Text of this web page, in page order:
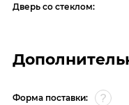
Дверь со стеклом:
Форма поставки: